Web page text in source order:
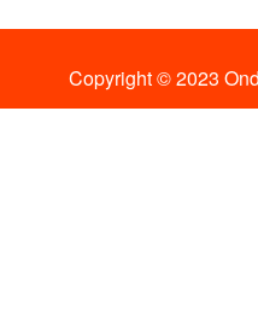
Copyright © 2023